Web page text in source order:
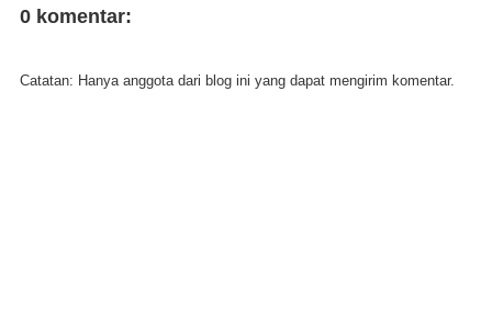
0 komentar:
Catatan: Hanya anggota dari blog ini yang dapat mengirim komentar.